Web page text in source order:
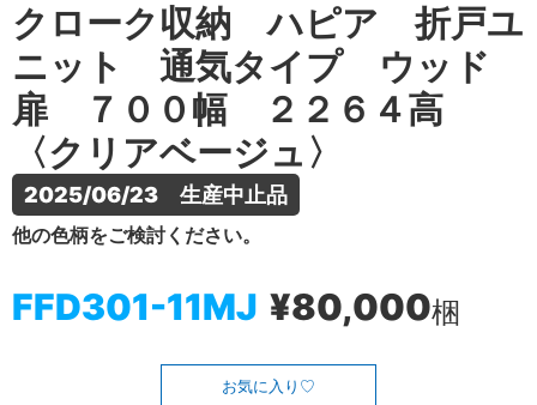
クローク収納 ハピア 折戸ユ
ニット 通気タイプ ウッド
扉 ７００幅 ２２６４高
〈クリアベージュ〉
2025/06/23　生産中止品
他の色柄をご検討ください。
FFD301-11MJ ¥80,000梱
お気に入り